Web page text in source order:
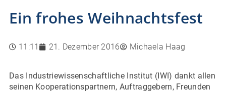
Ein frohes Weihnachtsfest
11:11 21. Dezember 2016 Michaela Haag
Das Industriewissenschaftliche Institut (IWI) dankt allen
seinen Kooperationspartnern, Auftraggebern, Freunden